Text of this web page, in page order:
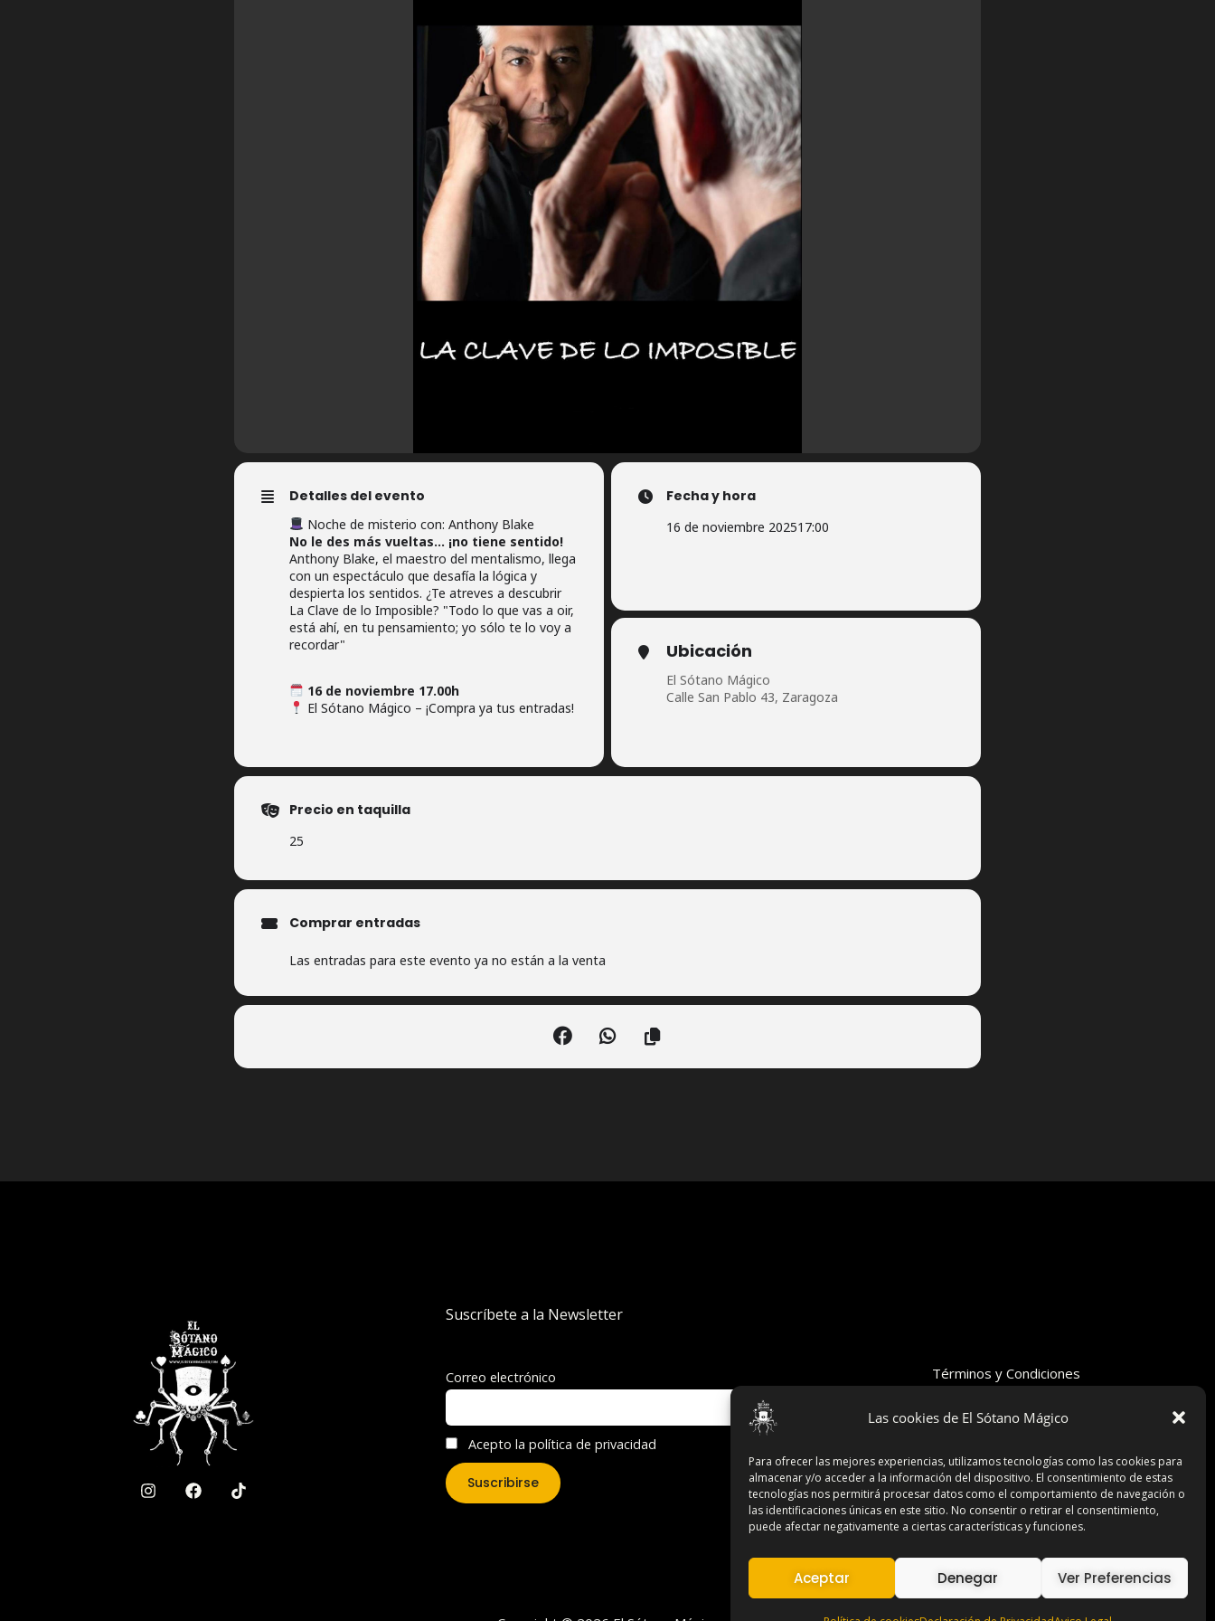
Las cookies de El Sótano Mágico
Para ofrecer las mejores experiencias, utilizamos tecnologías como las cookies para
almacenar y/o acceder a la información del dispositivo. El consentimiento de estas
tecnologías nos permitirá procesar datos como el comportamiento de navegación o
las identificaciones únicas en este sitio. No consentir o retirar el consentimiento,
puede afectar negativamente a ciertas características y funciones.
Aceptar Denegar Ver Preferencias
Detalles del evento
Noche de misterio con: Anthony Blake
No le des más vueltas… ¡no tiene sentido!
Anthony Blake, el maestro del mentalismo, llega
con un espectáculo que desafía la lógica y
despierta los sentidos. ¿Te atreves a descubrir
La Clave de lo Imposible? "Todo lo que vas a oir,
está ahí, en tu pensamiento; yo sólo te lo voy a
recordar"
16 de noviembre 17.00h
El Sótano Mágico – ¡Compra ya tus entradas!
Fecha y hora
16 de noviembre 202517:00
Ubicación
El Sótano Mágico
Calle San Pablo 43, Zaragoza
Precio en taquilla
25
Comprar entradas
Las entradas para este evento ya no están a la venta
Suscríbete a la Newsletter
Correo electrónico
Acepto la política de privacidad
Términos y Condiciones
Aviso Legal